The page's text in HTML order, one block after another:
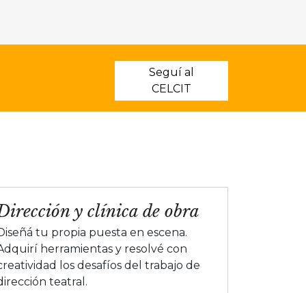
Seguí al
CELCIT
y clínica de obra
tu propia puesta en escena.
herramientas y resolvé con
los desafíos del trabajo de
teatral.